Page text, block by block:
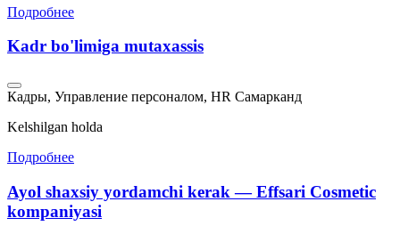
Подробнее
Kadr bo'limiga mutaxassis
Кадры, Управление персоналом, HR Самарканд
Kelshilgan holda
Подробнее
Ayol shaxsiy yordamchi kerak — Effsari Cosmetic
kompaniyasi